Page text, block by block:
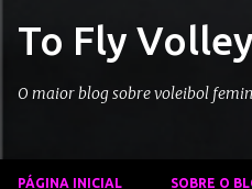
Pular para o
To Fly
O maior blog sobre voleibol
PÁGINA INICIAL SOBRE O